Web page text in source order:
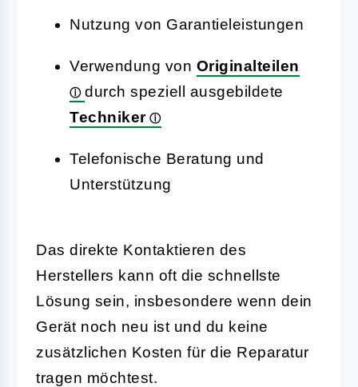
Nutzung von Garantieleistungen
Verwendung von Originalteilen
durch speziell ausgebildete
Techniker
Telefonische Beratung und
Unterstützung
Das direkte Kontaktieren des
Herstellers kann oft die schnellste
Lösung sein, insbesondere wenn dein
Gerät noch neu ist und du keine
zusätzlichen Kosten für die Reparatur
tragen möchtest.